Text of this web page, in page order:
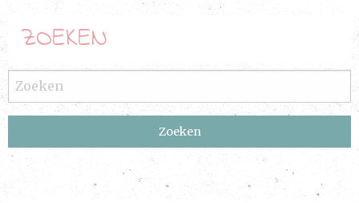
k
t
N
a
ZOEKEN